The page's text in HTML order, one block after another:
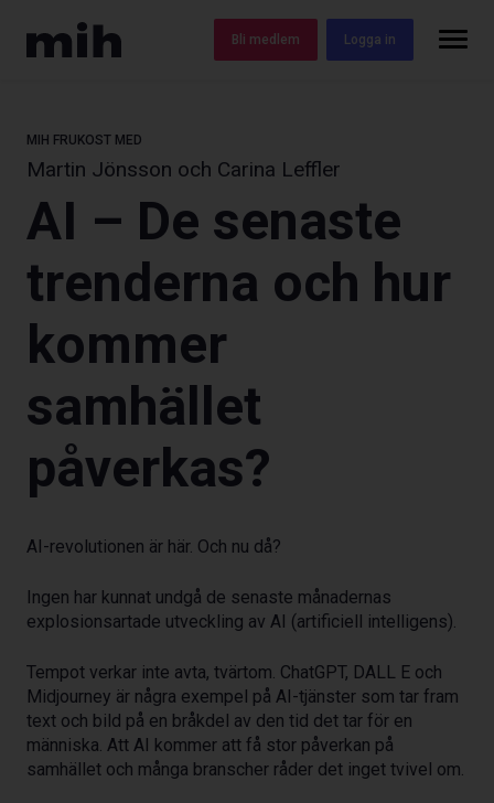
Bli medlem Logga in
MIH FRUKOST MED
Martin Jönsson och Carina Leffler
AI – De senaste
trenderna och hur
kommer
samhället
påverkas?
AI-revolutionen är här. Och nu då?
Ingen har kunnat undgå de senaste månadernas
explosionsartade utveckling av AI (artificiell intelligens).
Tempot verkar inte avta, tvärtom. ChatGPT, DALL E och
Midjourney är några exempel på AI-tjänster som tar fram
text och bild på en bråkdel av den tid det tar för en
människa. Att AI kommer att få stor påverkan på
samhället och många branscher råder det inget tvivel om.